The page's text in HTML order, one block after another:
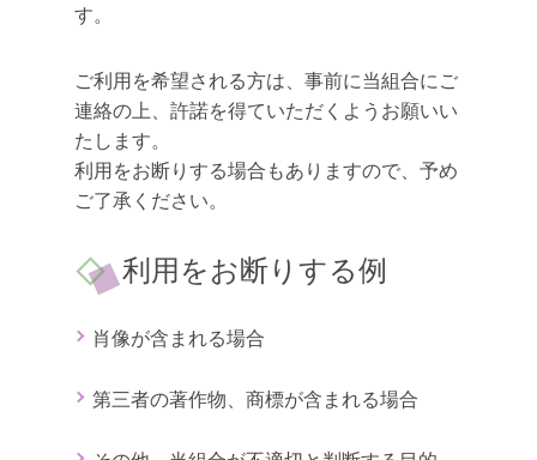
す。
ご利用を希望される方は、事前に当組合にご
連絡の上、許諾を得ていただくようお願いい
たします。
利用をお断りする場合もありますので、予め
ご了承ください。
利用をお断りする例
肖像が含まれる場合
第三者の著作物、商標が含まれる場合